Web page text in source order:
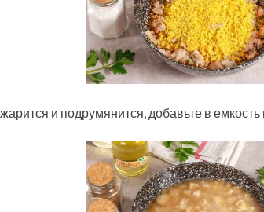
и подрумянится, добавьте в